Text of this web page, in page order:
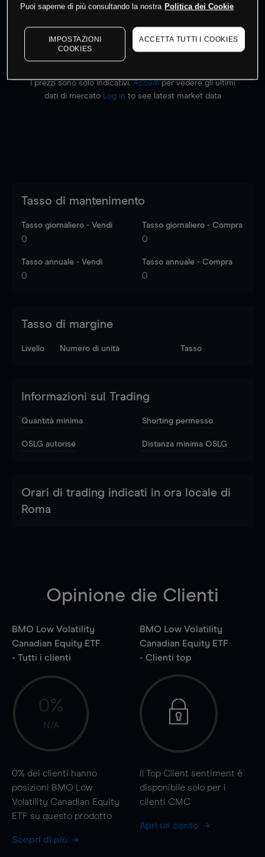
Fai trading
I prezzi sono solo indicativi.Accediper vedere gli ultimi
dati di mercato
Log in to see latest market data
Tasso di mantenimento
Tasso giornaliero - Vendi
0
Tasso giornaliero - Compra
0
Tasso annuale - Vendi
0
Tasso annuale - Compra
0
Tasso di margine
Livello Numero di unità Tasso
Informazioni sul Trading
Quantità minima Shorting permesso
OSLG autorisé Distanza minima OSLG
Orari di trading indicati in ora locale di
Roma
Opinione die Clienti
BMO Low Volatility
Canadian Equity ETF
- Tutti i clienti
0%
N/A
0% dei clienti hanno
posizioni BMO Low
Volatility Canadian Equity
ETF su questo prodotto
Scopri di più
BMO Low Volatility
Canadian Equity ETF
- Clienti top
Il Top Client sentiment è
disponibile solo per i
clienti CMC
Apri un conto
Puoi saperne di più consultando la nostra Politica dei Cookie
IMPOSTAZIONI
COOKIES
ACCETTA TUTTI I COOKIES